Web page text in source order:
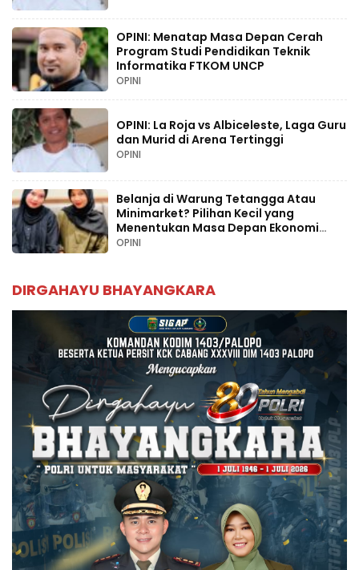
OPINI: Menatap Masa Depan Cerah
Program Studi Pendidikan Teknik
Informatika FTKOM UNCP
OPINI
OPINI: La Roja vs Albiceleste, Laga Guru
dan Murid di Arena Tertinggi
OPINI
Belanja di Warung Tetangga Atau
Minimarket? Pilihan Kecil yang
Menentukan Masa Depan Ekonomi
Palopo
OPINI
DIRGAHAYU BHAYANGKARA